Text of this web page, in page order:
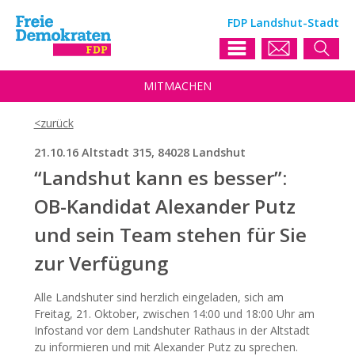
FDP Landshut-Stadt
MITMACHEN
21.10.16 Altstadt 315, 84028 Landshut
“Landshut kann es besser”:
OB-Kandidat Alexander Putz
und sein Team stehen für Sie
zur Verfügung
Alle Landshuter sind herzlich eingeladen, sich am
Freitag, 21. Oktober, zwischen 14:00 und 18:00 Uhr am
Infostand vor dem Landshuter Rathaus in der Altstadt
zu informieren und mit Alexander Putz zu sprechen.